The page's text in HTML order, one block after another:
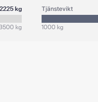
2225 kg
kg
Tjänstevikt
1000 kg